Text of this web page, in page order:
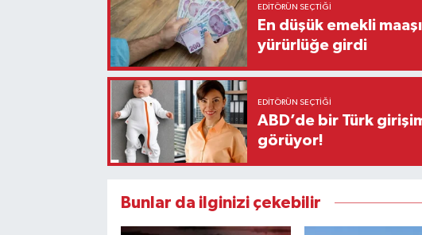
EDITÖRÜN SEÇTIĞI
En düşük emekli
yürürlüğe girdi
EDITÖRÜN SEÇTIĞI
ABD’de bir Türk
görüyor!
Bunlar da ilginizi çekebilir